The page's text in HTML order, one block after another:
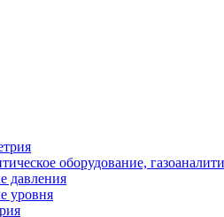
оборудование,
давления
уровня